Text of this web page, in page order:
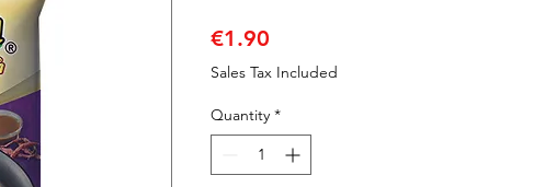
€1.90
Sales Tax Included
Quantity *